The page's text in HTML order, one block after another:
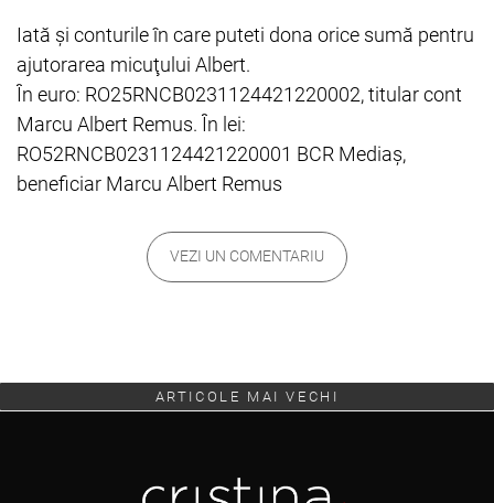
Iată şi conturile în care puteti dona orice sumă pentru
ajutorarea micuţului Albert.
În euro: RO25RNCB0231124421220002, titular cont
Marcu Albert Remus. În lei:
RO52RNCB0231124421220001 BCR Mediaş,
beneficiar Marcu Albert Remus
VEZI UN COMENTARIU
ARTICOLE MAI VECHI